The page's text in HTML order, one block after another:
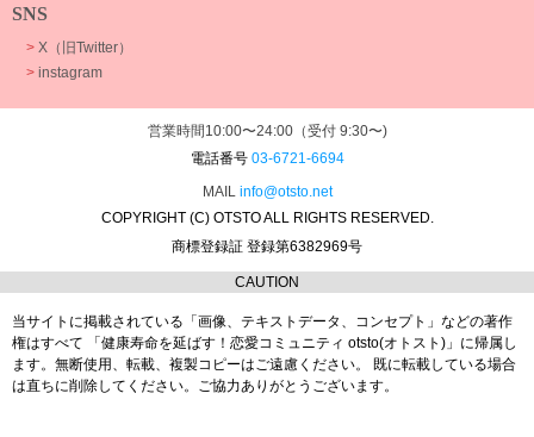
SNS
> X（旧Twitter）
> instagram
営業時間10:00〜24:00（受付 9:30〜)
電話番号 03-6721-6694
MAIL info@otsto.net
COPYRIGHT (C) OTSTO ALL RIGHTS RESERVED.
商標登録証 登録第6382969号
CAUTION
当サイトに掲載されている「画像、テキストデータ、コンセプト」などの著作
権はすべて 「健康寿命を延ばす！恋愛コミュニティ otsto(オトスト)」に帰属し
ます。 無断使用、転載、複製コピーはご遠慮ください。
既に転載している場合
は直ちに削除してください。ご協力ありがとうございます。